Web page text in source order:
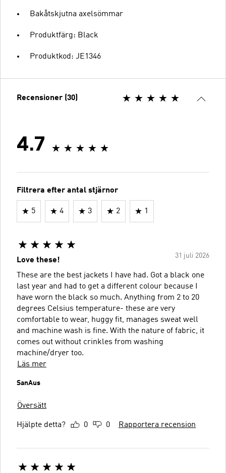
Bakåtskjutna axelsömmar
Produktfärg: Black
Produktkod: JE1346
Recensioner (30)
4.7
Filtrera efter antal stjärnor
5 4 3 2 1
31 juli 2026
Love these!
These are the best jackets I have had. Got a black one
last year and had to get a different colour because I
have worn the black so much. Anything from 2 to 20
degrees Celsius temperature- these are very
comfortable to wear, huggy fit, manages sweat well
and machine wash is fine. With the nature of fabric, it
comes out without crinkles from washing
machine/dryer too.
Läs mer
SanAus
Översätt
Hjälpte detta? 0 0 Rapportera recension